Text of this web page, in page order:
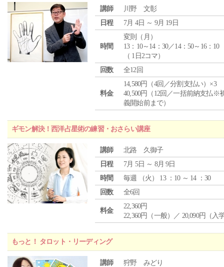
講師
川野 文彰
日程
7月 4日 ～ 9月 19日
時間
変則（月）
13：10～14：30／14：50～16：10
（ 1日2コマ）
回数
全12回
料金
14,580円（4回／分割支払い）×3
40,500円（12回／一括前納支払※
義開始前まで）
ギモン解決！西洋占星術の練習・おさらい講座
講師
北路 久御子
日程
7月 5日 ～ 8月 9日
時間
毎週 （火 ） 13 ：10 ～ 14 ：30
回数
全6回
料金
22,360円
22,360円（一般）／ 20,090円（入
もっと！ タロット・リーディング
講師 狩野 みどり